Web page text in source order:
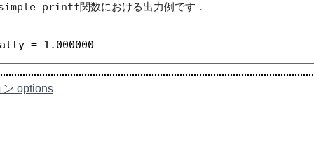
関数における出力例です．
= 1.000000
ン options